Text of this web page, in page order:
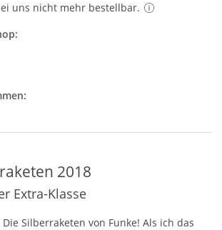
uns nicht mehr bestellbar.
2018
Extra-Klasse
Silberraketen von Funke! Als ich das